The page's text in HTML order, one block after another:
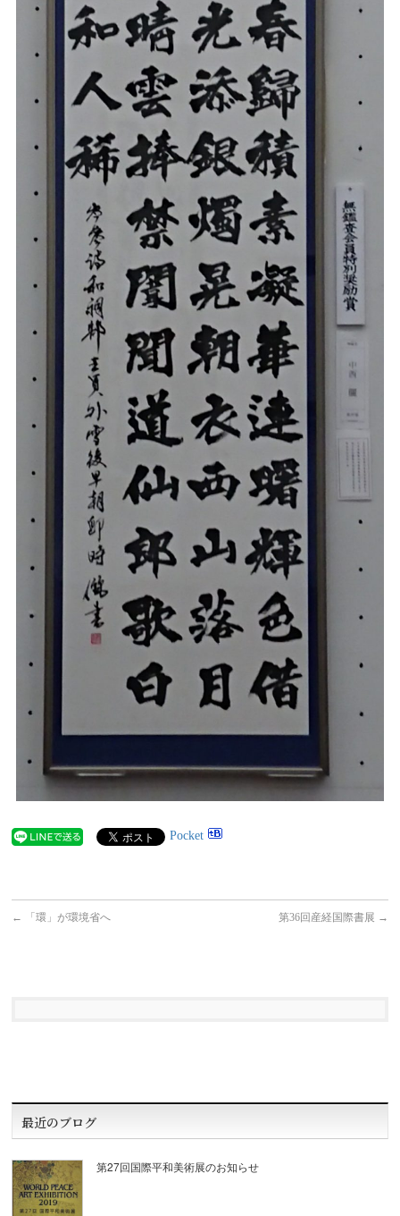
Pocket
← 「環」が環境省へ 第36回産経国際書展 →
最近のブログ
第27回国際平和美術展のお知らせ